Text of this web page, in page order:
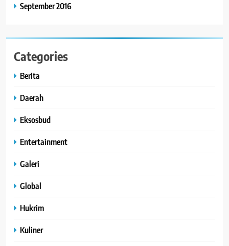
September 2016
Categories
Berita
Daerah
Eksosbud
Entertainment
Galeri
Global
Hukrim
Kuliner